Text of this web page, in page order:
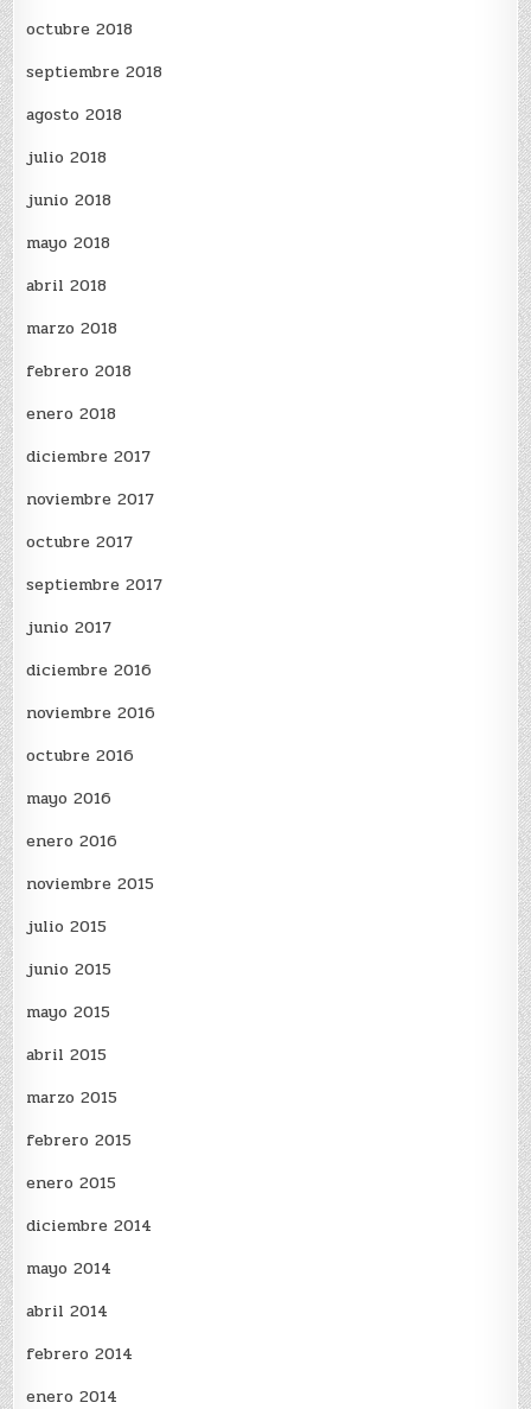
octubre 2018
septiembre 2018
agosto 2018
julio 2018
junio 2018
mayo 2018
abril 2018
marzo 2018
febrero 2018
enero 2018
diciembre 2017
noviembre 2017
octubre 2017
septiembre 2017
junio 2017
diciembre 2016
noviembre 2016
octubre 2016
mayo 2016
enero 2016
noviembre 2015
julio 2015
junio 2015
mayo 2015
abril 2015
marzo 2015
febrero 2015
enero 2015
diciembre 2014
mayo 2014
abril 2014
febrero 2014
enero 2014